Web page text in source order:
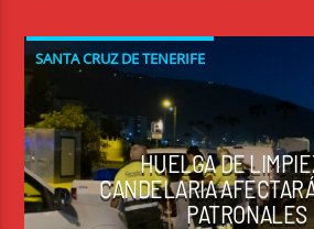
SANTA CRUZ DE TENERIFE
HUELGA DE
CANDELARIA
PATRONALES